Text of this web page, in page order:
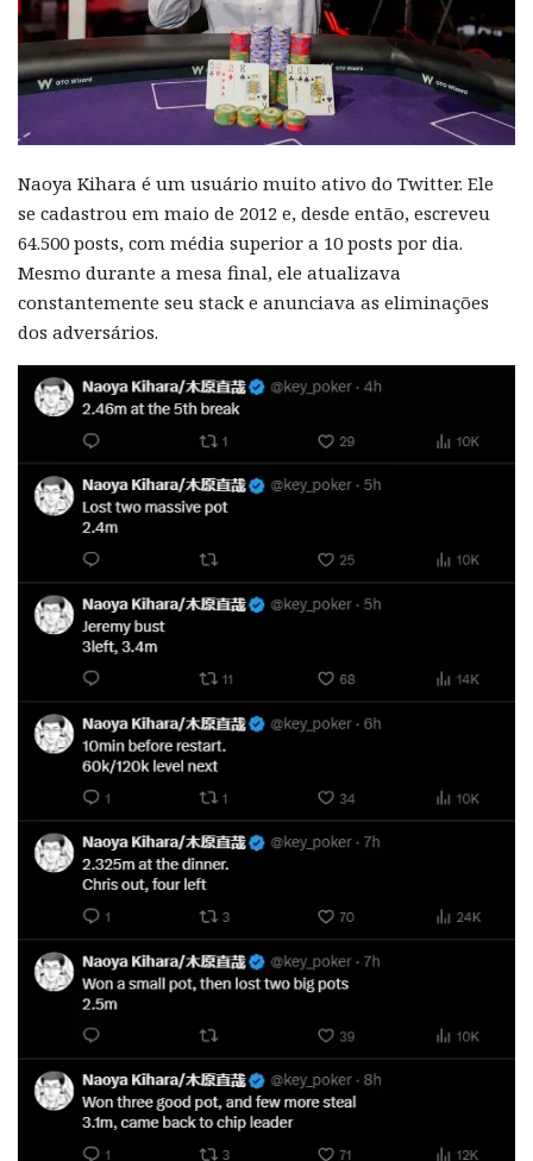
Naoya Kihara é um usuário muito ativo do Twitter. Ele
se cadastrou em maio de 2012 e, desde então, escreveu
64.500 posts, com média superior a 10 posts por dia.
Mesmo durante a mesa final, ele atualizava
constantemente seu stack e anunciava as eliminações
dos adversários.